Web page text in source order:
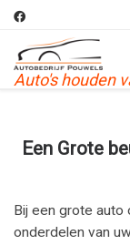
Auto's houden
Een Grote
Bij een grote auto
onderdelen van